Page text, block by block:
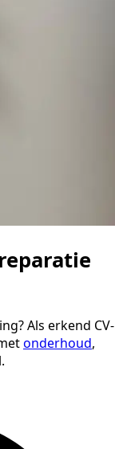
Als erkend CV-
onderhoud,